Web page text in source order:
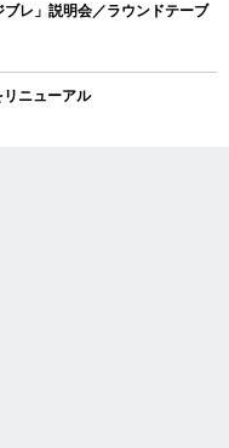
レ」説明会／ラウンドテーブ
ニューアル